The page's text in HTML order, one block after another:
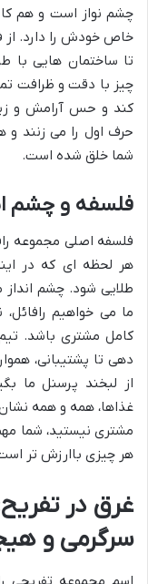
چشم نواز است و هم
خاص خودش را دارد. از
تا ساختمان هایی با
چیز با دقت و ظرافت
کند و حس آرامش و
حرف اول را می زنند
شما خلق شده است.
فلسفه و چشم
فلسفه اصلی مجموعه
هر لحظه ای که در
طلایی شود. چشم انداز
ما می خواهیم
کامل مشتری باشد.
دهی تا پشتیبانی،
از لبخند پرسنل ما
غذاها، همه و همه
مشتری نیستید، شما
هر چیزی باارزش تر
غرق در
سرگرمی و